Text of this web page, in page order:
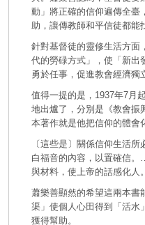
動」將正確的信仰遍傳全臺
助，讓傳教師和平信徒都能
針對基督徒的靈修生活方面
代的勞碌方式」，使「新出
勇於任事，促進教會經濟獨
值得一提的是，1937年7月
地出爐了，分別是《教會振
本著作就是他把信仰的體會
〔這些是〕關係信仰生活
白福音的內容，以置確信
與材料，使上帝的話感化人
蕭樂善顯然的希望這兩本書
渠」使個人心田得到「活水
獲得幫助。